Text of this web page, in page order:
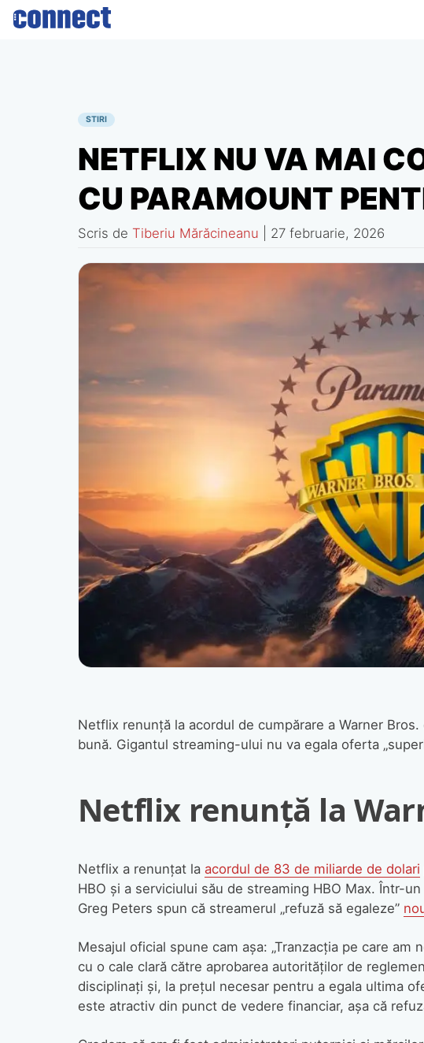
Skip
STIRI
NETFLIX NU VA MAI
CU PARAMOUNT
Scris de Tiberiu Mărăcineanu 27 februarie, 2026
Netflix renunță la acordul de cumpărare a Warner
bună. Gigantul streaming-ului nu va egala oferta
Netflix renunță la
Netflix a renunțat la acordul de 83 de miliarde de dolari
HBO și a serviciului său de streaming HBO Max. Într-
Greg Peters spun că streamerul „refuză să egaleze”
Mesajul oficial spune cam așa: „Tranzacția pe care
cu o cale clară către aprobarea autorităților de
disciplinați și, la prețul necesar pentru a egala ultima
este atractiv din punct de vedere financiar, așa că